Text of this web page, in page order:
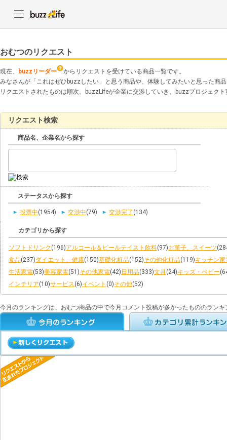
おむつのリクエスト
現在、 buzzリーダー
からリクエストを受けている商品一覧です。
みなさんが「これはぜひbuzzしたい」と思う商品や、体験してみたいと思った商
リクエストされたものは順次、buzzLifeが企業に交渉していき、buzzプロジェク
リクエスト検索
商品名、企業名から探す
ステータスから探す
投票中(1954) 交渉中(79) 交渉完了 (134)
カテゴリから探す
ソフトドリンク (196)アルコール＆ビールテイスト飲料(97)お菓子、スイーツ
食品(237)ダイエット、健康(150)基礎化粧品(152)その他化粧品(119)キッチン家
生活家電(53)美容家電(51)その他家電(42) 日用品(333)文具(24)キッズ・ベビー
インテリア(10)サービス(6)イベント (0)その他(52)
今月のランキングは、おむつ商品の中で今月コメント投稿が多かったもののランキ